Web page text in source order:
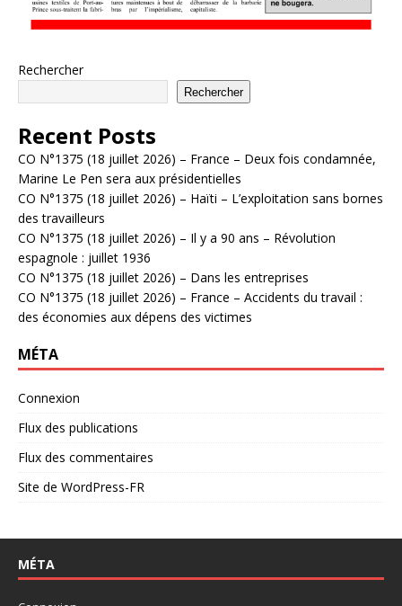
Rechercher
Rechercher
Recent Posts
CO N°1375 (18 juillet 2026) – France – Deux fois condamnée,
Marine Le Pen sera aux présidentielles
CO N°1375 (18 juillet 2026) – Haïti – L’exploitation sans bornes
des travailleurs
CO N°1375 (18 juillet 2026) – Il y a 90 ans – Révolution
espagnole : juillet 1936
CO N°1375 (18 juillet 2026) – Dans les entreprises
CO N°1375 (18 juillet 2026) – France – Accidents du travail :
des économies aux dépens des victimes
MÉTA
Connexion
Flux des publications
Flux des commentaires
Site de WordPress-FR
MÉTA